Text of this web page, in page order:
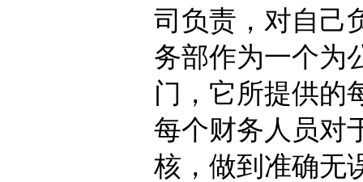
司负责，对自己
务部作为一个为
门，它所提供的
每个财务人员对
核，做到准确无